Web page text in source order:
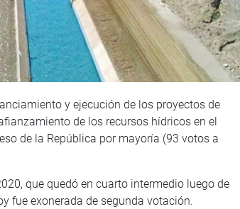
y ejecución de los proyectos de
de los recursos hídricos en el
de la República por mayoría (93 votos a
que quedó en cuarto intermedio luego de
fue exonerada de segunda votación.